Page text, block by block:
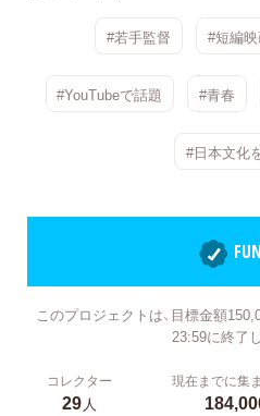
#若手監督 #短編
#YouTubeで話題 #青春
#日本文化
このプロジェクトは、目標金額
23:59に終了
コレクター
29人
現在までに集